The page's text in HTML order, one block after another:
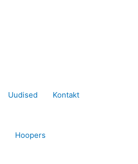
Uudised Kontakt
Hoopers